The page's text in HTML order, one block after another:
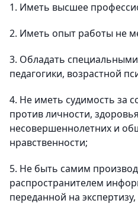
1. Иметь высшее
2. Иметь опыт работы не
3. Обладать
педагогики, возрастной
4. Не иметь судимость за
против личности,
несовершеннолетних и
нравственности;
5. Не быть самим
распространителем
переданной на